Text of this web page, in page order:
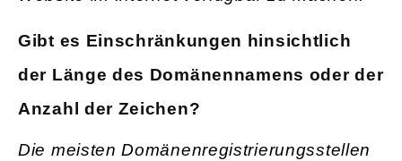
Gibt es Einschränkungen hinsichtlich
der Länge des Domänennamens oder der
Anzahl der Zeichen?
Die meisten Domänenregistrierungsstellen